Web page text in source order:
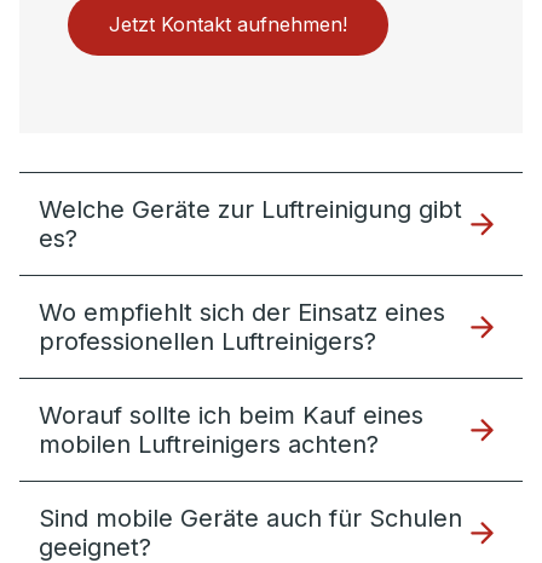
Jetzt Kontakt aufnehmen!
Welche Geräte zur Luftreinigung gibt
es?
Wo empfiehlt sich der Einsatz eines
professionellen Luftreinigers?
Worauf sollte ich beim Kauf eines
mobilen Luftreinigers achten?
Sind mobile Geräte auch für Schulen
geeignet?